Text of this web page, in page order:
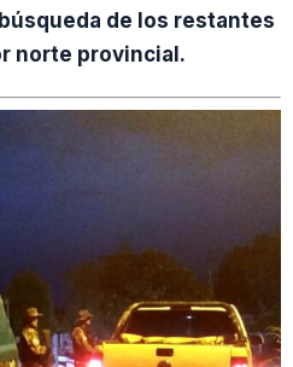
de los restantes
norte provincial.